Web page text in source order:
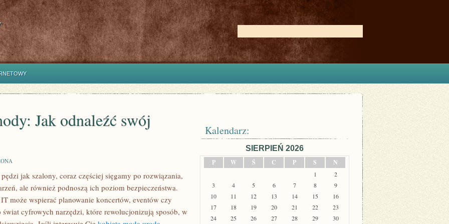
Jak odnaleźć swój
jak szalony, coraz częściej sięgamy po rozwiązania,
ale również podnoszą ich poziom bezpieczeństwa.
może wspierać planowanie koncertów, eventów czy
cyfrowych narzędzi, które rewolucjonizują sposób, w
Kalendarz:
SIERPIEŃ 2026
P
W Ś C P S N
1
2
3
4 5 6 7 8
9
10
11 12 13 14 15
16
17
18 19 20 21 22
23
24
25 26 27 28 29
30